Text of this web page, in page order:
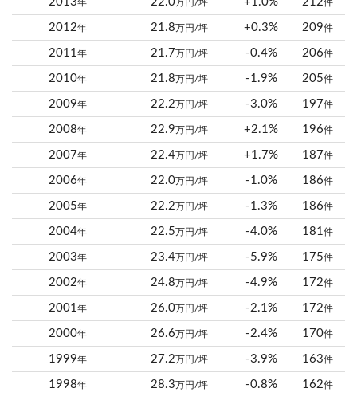
年 万円/坪 件
2012年 21.8万円/坪 +0.3% 209件
2011年 21.7万円/坪 -0.4% 206件
2010年 21.8万円/坪 -1.9% 205件
2009年 22.2万円/坪 -3.0% 197件
2008年 22.9万円/坪 +2.1% 196件
2007年 22.4万円/坪 +1.7% 187件
2006年 22.0万円/坪 -1.0% 186件
2005年 22.2万円/坪 -1.3% 186件
2004年 22.5万円/坪 -4.0% 181件
2003年 23.4万円/坪 -5.9% 175件
2002年 24.8万円/坪 -4.9% 172件
2001年 26.0万円/坪 -2.1% 172件
2000年 26.6万円/坪 -2.4% 170件
1999年 27.2万円/坪 -3.9% 163件
1998年 28.3万円/坪 -0.8% 162件